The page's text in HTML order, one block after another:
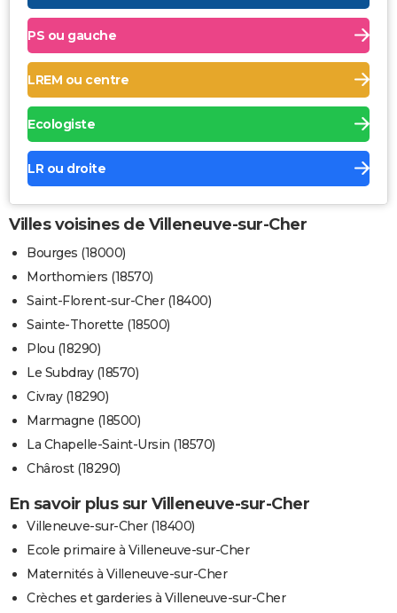
PS ou gauche
LREM ou centre
Ecologiste
LR ou droite
Villes voisines de Villeneuve-sur-Cher
Bourges (18000)
Morthomiers (18570)
Saint-Florent-sur-Cher (18400)
Sainte-Thorette (18500)
Plou (18290)
Le Subdray (18570)
Civray (18290)
Marmagne (18500)
La Chapelle-Saint-Ursin (18570)
Chârost (18290)
En savoir plus sur Villeneuve-sur-Cher
Villeneuve-sur-Cher (18400)
Ecole primaire à Villeneuve-sur-Cher
Maternités à Villeneuve-sur-Cher
Crèches et garderies à Villeneuve-sur-Cher